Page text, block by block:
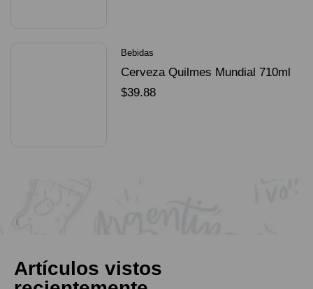
Bebidas
Cerveza Quilmes Mundial 710ml
packX4
$39.88
Artículos vistos